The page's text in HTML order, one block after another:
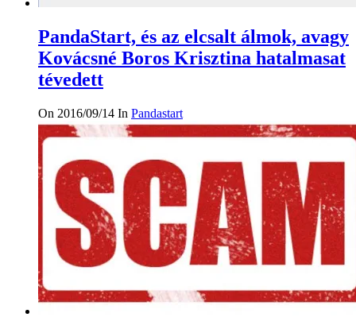
PandaStart, és az elcsalt álmok, avagy
Kovácsné Boros Krisztina hatalmasat
tévedett
On 2016/09/14 In Pandastart